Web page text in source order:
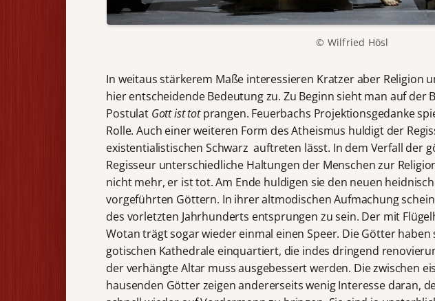
© Wilfried Hösl
In weitaus stärkerem Maße interessieren Kratzer aber Religion
hier entscheidende Bedeutung zu. Zu Beginn sieht man auf der
Postulat Gott ist totprangen. Feuerbachs Projektionsgedanke
Rolle. Auch einer weiteren Form des Atheismus huldigt der
existentialistischen Schwarz auftreten lässt. In dem Verfall der
Regisseur unterschiedliche Haltungen der Menschen zur
nicht mehr, er ist tot. Am Ende huldigen sie den neuen
vorgeführten Göttern. In ihrer altmodischen Aufmachung
des vorletzten Jahrhunderts entsprungen zu sein. Der mit
Wotan trägt sogar wieder einmal einen Speer. Die Götter haben
gotischen Kathedrale einquartiert, die indes dringend
der verhängte Altar muss ausgebessert werden. Die zwischen
hausenden Götter zeigen andererseits wenig Interesse daran,